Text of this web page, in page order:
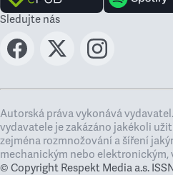
Sledujte nás
Autorská práva vykonává
vydavatele je zakázáno jakékoli
zejména rozmnožování a šíření
mechanickým nebo elektronickým,
© Copyright Respekt Media a.s.